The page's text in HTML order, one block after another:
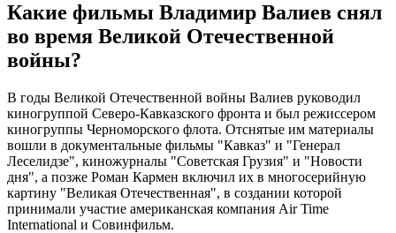
Какие фильмы Владимир Валиев снял
во время Великой Отечественной
войны?
В годы Великой Отечественной войны Валиев руководил
киногруппой Северо-Кавказского фронта и был режиссером
киногруппы Черноморского флота. Отснятые им материалы
вошли в документальные фильмы "Кавказ" и "Генерал
Леселидзе", киножурналы "Советская Грузия" и "Новости
дня", а позже Роман Кармен включил их в многосерийную
картину "Великая Отечественная", в создании которой
принимали участие американская компания Air Time
International и Совинфильм.